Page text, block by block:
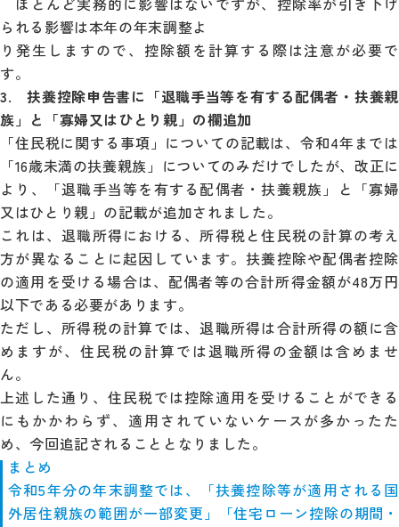
られる影響は本年の年末調整よ
り発生しますので、控除額を計算する際は注意が必要で
す。
3. 扶養控除申告書に「退職手当等を有する配偶者・扶養親
族」と「寡婦又はひとり親」の欄追加
「住民税に関する事項」についての記載は、令和4年までは
「16歳未満の扶養親族」についてのみだけでしたが、改正に
より、「退職手当等を有する配偶者・扶養親族」と「寡婦
又はひとり親」の記載が追加されました。
これは、退職所得における、所得税と住民税の計算の考え
方が異なることに起因しています。扶養控除や配偶者控除
の適用を受ける場合は、配偶者等の合計所得金額が48万円
以下である必要があります。
ただし、所得税の計算では、退職所得は合計所得の額に含
めますが、住民税の計算では退職所得の金額は含めませ
ん。
上述した通り、住民税では控除適用を受けることができる
にもかかわらず、適用されていないケースが多かったた
め、今回追記されることとなりました。
まとめ
令和5年分の年末調整では、「扶養控除等が適用される国
外居住親族の範囲が一部変更」「住宅ローン控除の期間・